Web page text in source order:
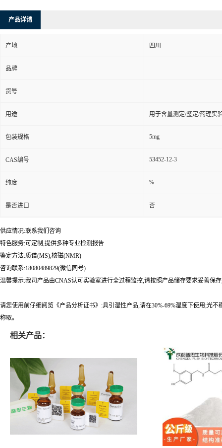
产品详请
产地 四川
品牌
货号
用途 用于含量测定/鉴定/药理实
包装规格 5mg
CAS编号 53452-12-3
纯度 %
是否进口 否
供应情况:联系我们咨询
特色服务:可定制,提供多种专业检测报告
鉴定方法:质谱(MS),核磁(NMR)
咨询联系:18080489829(微信同号)
温馨提示:我司产品由CNAS认可实验室进行全过程监控,请按照产品储存要求妥善保
请您使用前仔细阅览《产品分析证书》:具引湿性产品,请在30%-69%湿度下使用;光
称取。
相关产品：